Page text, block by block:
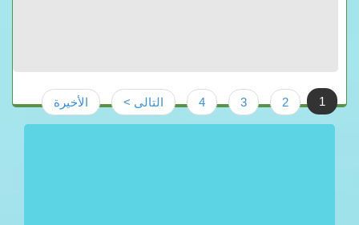
1
2
3
4 التالى > الأخيرة